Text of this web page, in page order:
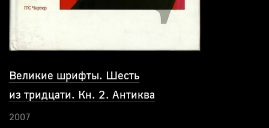
Великие шрифты. Шесть
из тридцати. Кн. 2. Антиква
2007